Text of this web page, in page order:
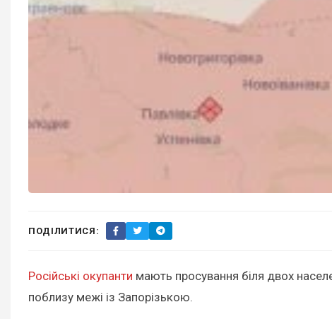
ПОДІЛИТИСЯ:
Російські окупанти мають просування біля двох
поблизу межі із Запорізькою.